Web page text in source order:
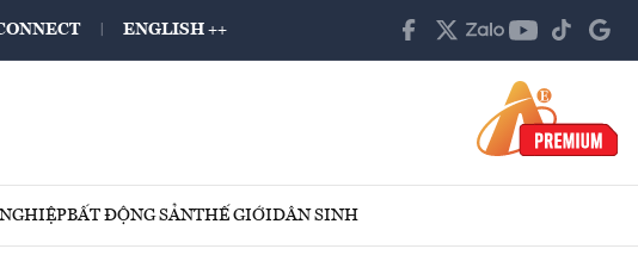
ENGLISH ++
BẤT ĐỘNG SẢNTHẾ GIỚIDÂN SINH